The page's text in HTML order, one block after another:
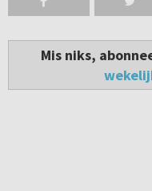
Mis niks,